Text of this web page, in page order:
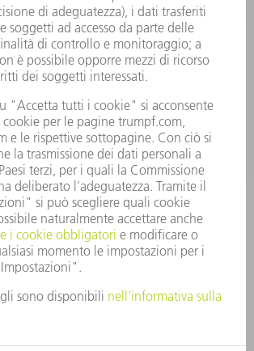
Domande frequenti
Condizioni generali di contratto
CONTATTO
RICAMBI TRUMPF ITALIA
lunedì a venerdì: 08:30 – 18:00
ricambi@trumpf.com
CONTATTO
UTENSILI TRUMPF ITALIA
+39 02 48489482
lunedì a venerdì: 08:00 – 18:00
utensili@trumpf.com